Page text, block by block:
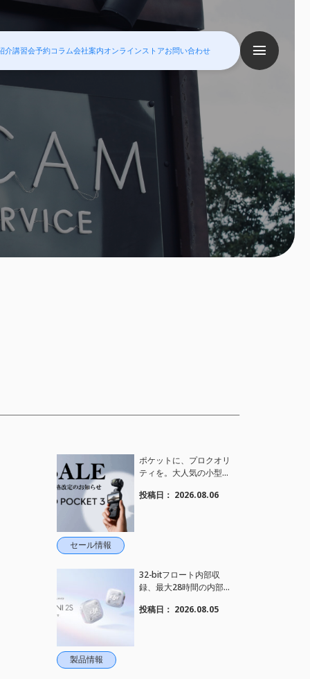
介講習会予約コラム会社案内オンラインストアお問い合わせ
セール情報
ポケットに、プロクオリ
ティを。大人気の小型カ
定価がさらにお値下げさ
投稿日： 2026.08.06
製品情報
32-bitフロート内部収
録、最大28時間の内部録
応、2段階AIノイズキャ
投稿日： 2026.08.05